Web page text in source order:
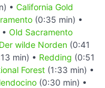
• California Gold
(0:35 min) •
Old Sacramento
Der wilde Norden (0:41
min) • Redding (0:51
Forest (1:33 min) •
(0:30 min) •